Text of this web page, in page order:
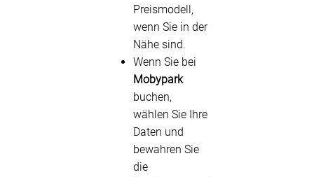
Preismodell,
wenn Sie in der
Nähe sind.
Wenn Sie bei
Mobypark
buchen,
wählen Sie Ihre
Daten und
bewahren Sie
die